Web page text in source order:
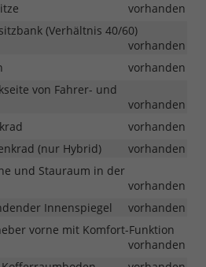
vorhanden
(Verhältnis 40/60)
vorhanden
vorhanden
von Fahrer- und
vorhanden
vorhanden
(nur Hybrid)
vorhanden
und Stauraum in der
vorhanden
Innenspiegel
vorhanden
vorne mit Komfort-Funktion
vorhanden